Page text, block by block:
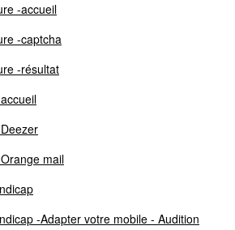
-accueil
-captcha
-résultat
mail
-Adapter votre mobile - Audition